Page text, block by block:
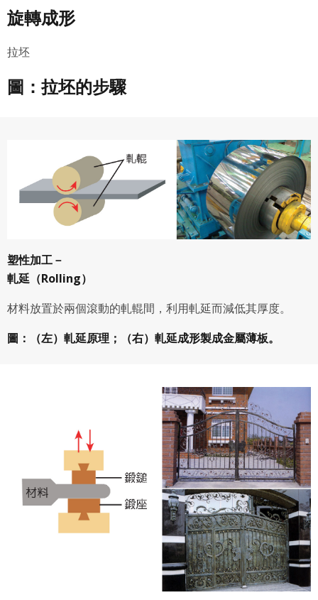
旋轉成形
拉坯
圖：拉坯的步驟
塑性加工－
軋延（Rolling）
材料放置於兩個滾動的軋輥間，利用軋延而減低其厚度。
圖：（左）軋延原理；（右）軋延成形製成金屬薄板。​​​​​